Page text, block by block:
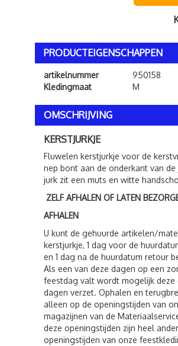
PRODUCTEIGENSCHAPPEN
artikelnummer
950158
Kledingmaat
M
OMSCHRIJVING
KERSTJURKJE
Fluwelen kerstjurkje voor de
nep bont aan de onderkant van de
jurk zit een muts en witte
ZELF AFHALEN OF LATEN
AFHALEN
U kunt de gehuurde artikelen/
kerstjurkje, 1 dag voor de
en 1 dag na de huurdatum retour
Als een van deze dagen op een
feestdag valt wordt mogelijk deze
dagen verzet. Ophalen en
alleen op de openingstijden van
magazijnen van de
deze openingstijden zijn heel
openingstijden van onze